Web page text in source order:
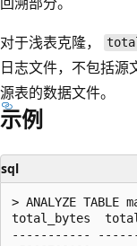
对于浅表克隆，
日志文件，不包括源
源表的数据文件。
示例
sql
> ANALYZE TABLE
total_bytes
-----------